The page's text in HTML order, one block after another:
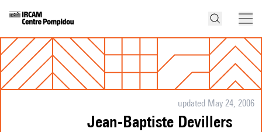
updated May 24, 2006
Jean-Baptiste Devillers